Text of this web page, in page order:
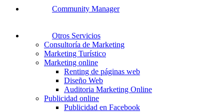
Community Manager
Otros Servicios
Consultoría de Marketing
Marketing Turístico
Marketing online
Renting de páginas web
Diseño Web
Auditoria Marketing Online
Publicidad online
Publicidad en Facebook